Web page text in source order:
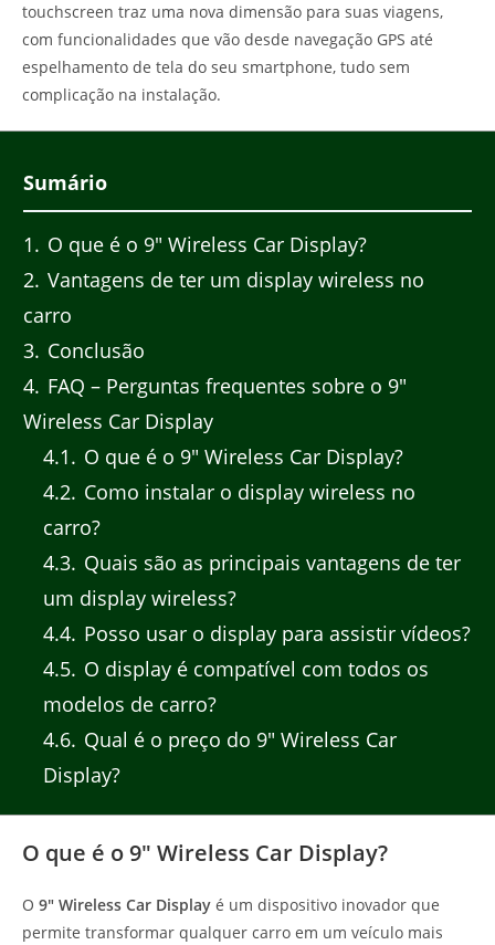
touchscreen traz uma nova dimensão para suas viagens,
com funcionalidades que vão desde navegação GPS até
espelhamento de tela do seu smartphone, tudo sem
complicação na instalação.
Sumário
1
O que é o 9″ Wireless Car Display?
2 Vantagens de ter um display wireless no
carro
3 Conclusão
4 FAQ – Perguntas frequentes sobre o 9″
Wireless Car Display
4.1
O que é o 9″ Wireless Car Display?
4.2 Como instalar o display wireless no
carro?
4.3 Quais são as principais vantagens de ter
um display wireless?
4.4 Posso usar o display para assistir vídeos?
4.5 O display é compatível com todos os
modelos de carro?
4.6 Qual é o preço do 9″ Wireless Car
Display?
O que é o 9″ Wireless Car Display?
O 9″ Wireless Car Display é um dispositivo inovador que
permite transformar qualquer carro em um veículo mais